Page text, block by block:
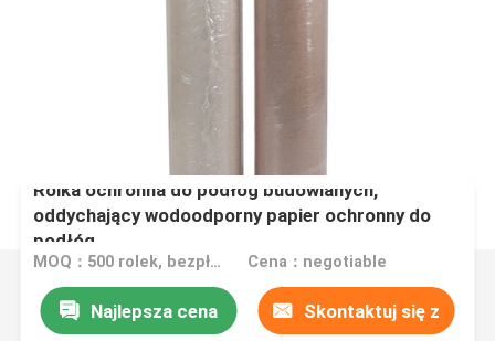
Rolka ochronna do podłóg budowlanych,
oddychający wodoodporny papier ochronny do
podłóg
MOQ：500 rolek, bezpłatna próbka formatu A4 Cena：negotiable
Najlepsza cena Skontaktuj się z